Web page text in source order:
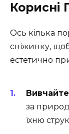
Корисні
Ось кілька
сніжинку,
естетично
за
їхню